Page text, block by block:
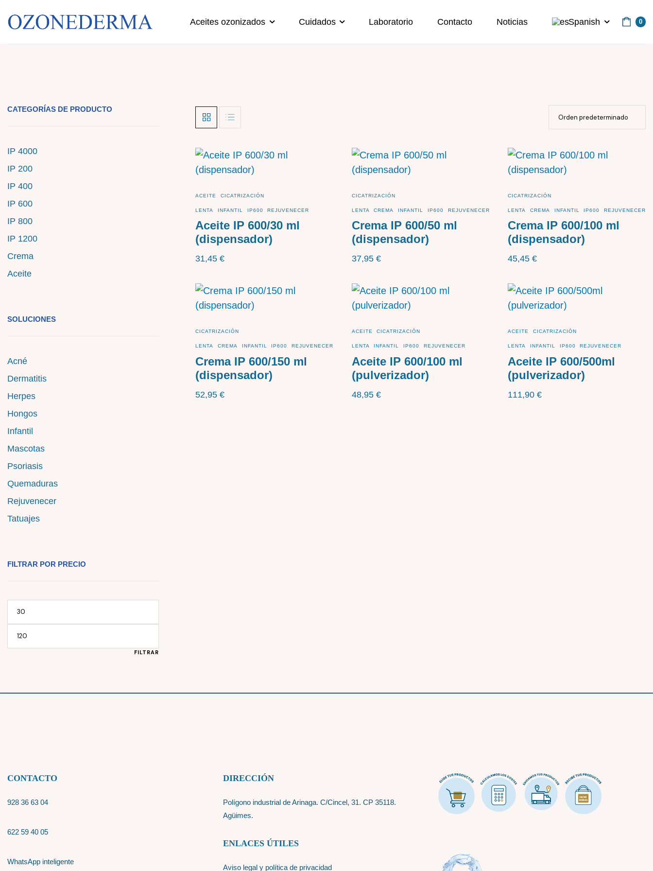
Aceites ozonizados Cuidados Laboratorio Contacto Noticias Spanish 0
CATEGORÍAS DE PRODUCTO
IP 4000
IP 200
IP 400
IP 600
IP 800
IP 1200
Crema
Aceite
SOLUCIONES
Acné
Dermatitis
Herpes
Hongos
Infantil
Mascotas
Psoriasis
Quemaduras
Rejuvenecer
Tatuajes
FILTRAR POR PRECIO
FILTRAR
ACEITE CICATRIZACIÓN
LENTA INFANTIL IP600 REJUVENECER
Aceite IP 600/30 ml
(dispensador)
31,45 €
CICATRIZACIÓN
LENTA CREMA INFANTIL IP600 REJUVENECER
Crema IP 600/50 ml
(dispensador)
37,95 €
CICATRIZACIÓN
LENTA CREMA INFANTIL IP600 REJUVENECER
Crema IP 600/100 ml
(dispensador)
45,45 €
CICATRIZACIÓN
LENTA CREMA INFANTIL IP600 REJUVENECER
Crema IP 600/150 ml
(dispensador)
52,95 €
ACEITE CICATRIZACIÓN
LENTA INFANTIL IP600 REJUVENECER
Aceite IP 600/100 ml
(pulverizador)
48,95 €
ACEITE CICATRIZACIÓN
LENTA INFANTIL IP600 REJUVENECER
Aceite IP 600/500ml
(pulverizador)
111,90 €
CONTACTO
928 36 63 04
622 59 40 05
WhatsApp inteligente
DIRECCIÓN
Polígono industrial de Arinaga. C/Cincel, 31. CP 35118.
Agüimes.
ENLACES ÚTILES
Aviso legal y política de privacidad